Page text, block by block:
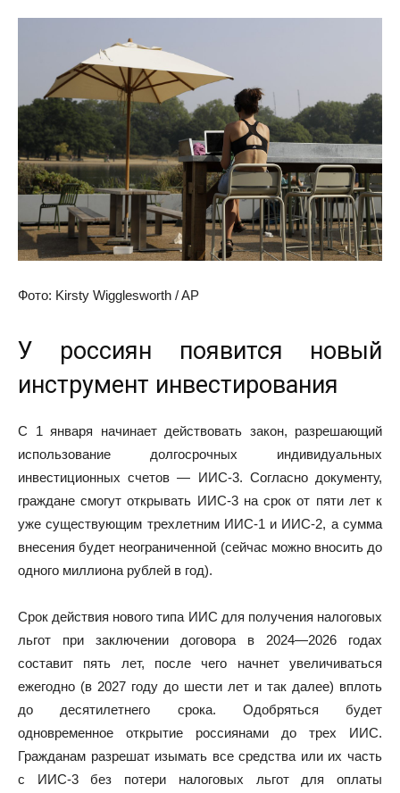
Фото: Kirsty Wigglesworth / AP
У россиян появится новый
инструмент инвестирования
С 1 января начинает действовать закон, разрешающий
использование долгосрочных индивидуальных
инвестиционных счетов— ИИС-3. Согласно документу,
граждане смогут открывать ИИС-3 на срок от пяти лет к
уже существующим трехлетним ИИС-1 и ИИС-2, а сумма
внесения будет неограниченной (сейчас можно вносить до
одного миллиона рублей в год).
Срок действия нового типа ИИС для получения налоговых
льгот при заключении договора в 2024—2026 годах
составит пять лет, после чего начнет увеличиваться
ежегодно (в 2027 году до шести лет и так далее) вплоть
до десятилетнего срока. Одобряться будет
одновременное открытие россиянами до трех ИИС.
Гражданам разрешат изымать все средства или их часть
с ИИС-3 без потери налоговых льгот для оплаты